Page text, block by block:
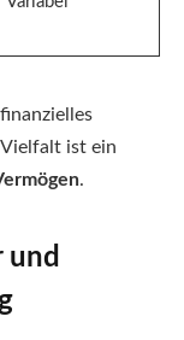
ist ein
.
und